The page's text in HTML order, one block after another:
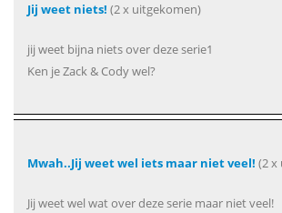
Jij weet niets! (2 x uitgekomen)
jij weet bijna niets over deze serie1
Ken je Zack & Cody wel?
Mwah..Jij weet wel iets maar niet veel! (2 x
Jij weet wel wat over deze serie maar niet veel!